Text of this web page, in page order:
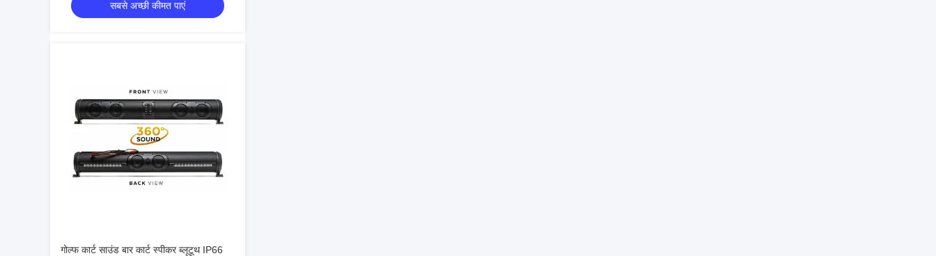
सबसे अच्छी कीमत पाएं
गोल्फ कार्ट साउंड बार कार्ट स्पीकर ब्लूटूथ IP66